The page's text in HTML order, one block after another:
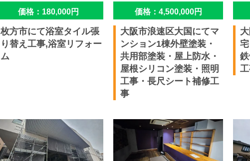
価格：180,000円
枚方市にて浴室タイル張
り替え工事,浴室リフォー
ム
価格：4,500,000円
大阪市浪速区大国にてマ
ンション1棟外壁塗装・
共用部塗装・屋上防水・
屋根シリコン塗装・照明
工事・長尺シート補修工
事